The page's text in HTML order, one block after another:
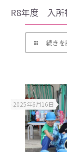
R8年度 入所
続きを
2025年6月16日